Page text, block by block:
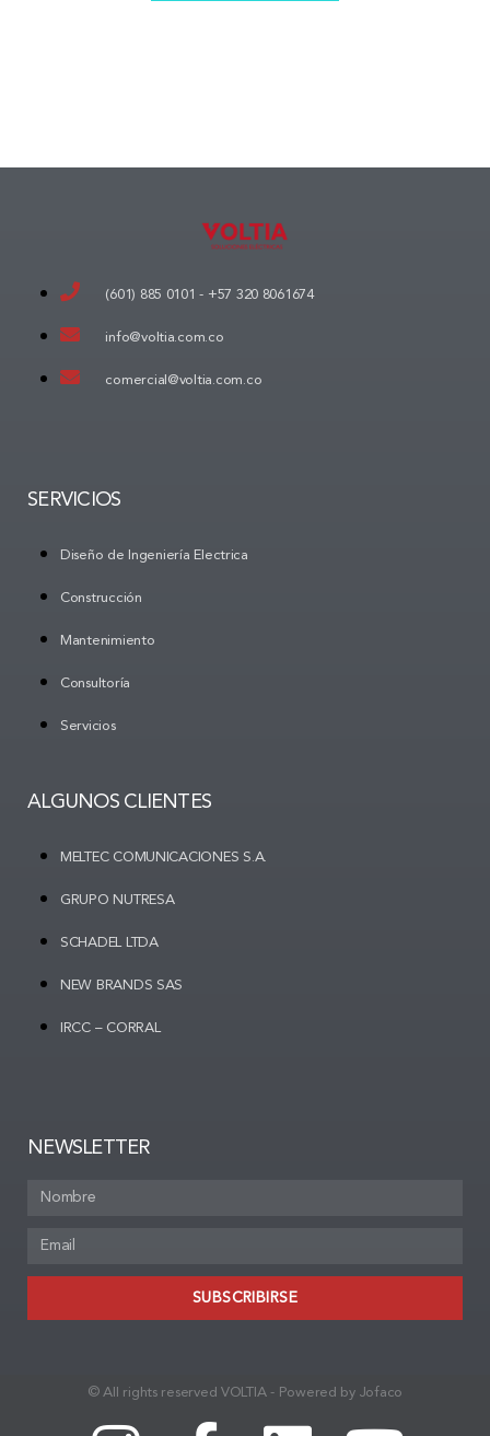
(601) 885 0101 - +57 320 8061674
info@voltia.com.co
comercial@voltia.com.co
SERVICIOS
Diseño de Ingeniería Electrica
Construcción
Mantenimiento
Consultoría
Servicios
ALGUNOS CLIENTES
MELTEC COMUNICACIONES S.A.
GRUPO NUTRESA
SCHADEL LTDA
NEW BRANDS SAS
IRCC – CORRAL
NEWSLETTER
SUBSCRIBIRSE
© All rights reserved VOLTIA - Powered by Jofaco